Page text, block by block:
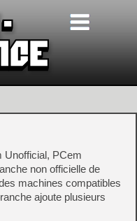
Unofficial, PCem
non officielle de
machines compatibles
ajoute plusieurs